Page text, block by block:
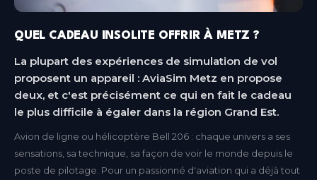
QUEL CADEAU INSOLITE OFFRIR À METZ ?
La plupart des expériences de simulation de vol
proposent un appareil : AviaSim Metz en propose
deux, et c'est précisément ce qui en fait le cadeau
le plus difficile à égaler dans la région Grand Est.
Avion de ligne ou hélicoptère Bell 206 : chaque univers a ses
sensations, sa technique, sa façon de voir le monde depuis le
poste de pilotage. Pour un passionné d'aviation qui a déjà tout